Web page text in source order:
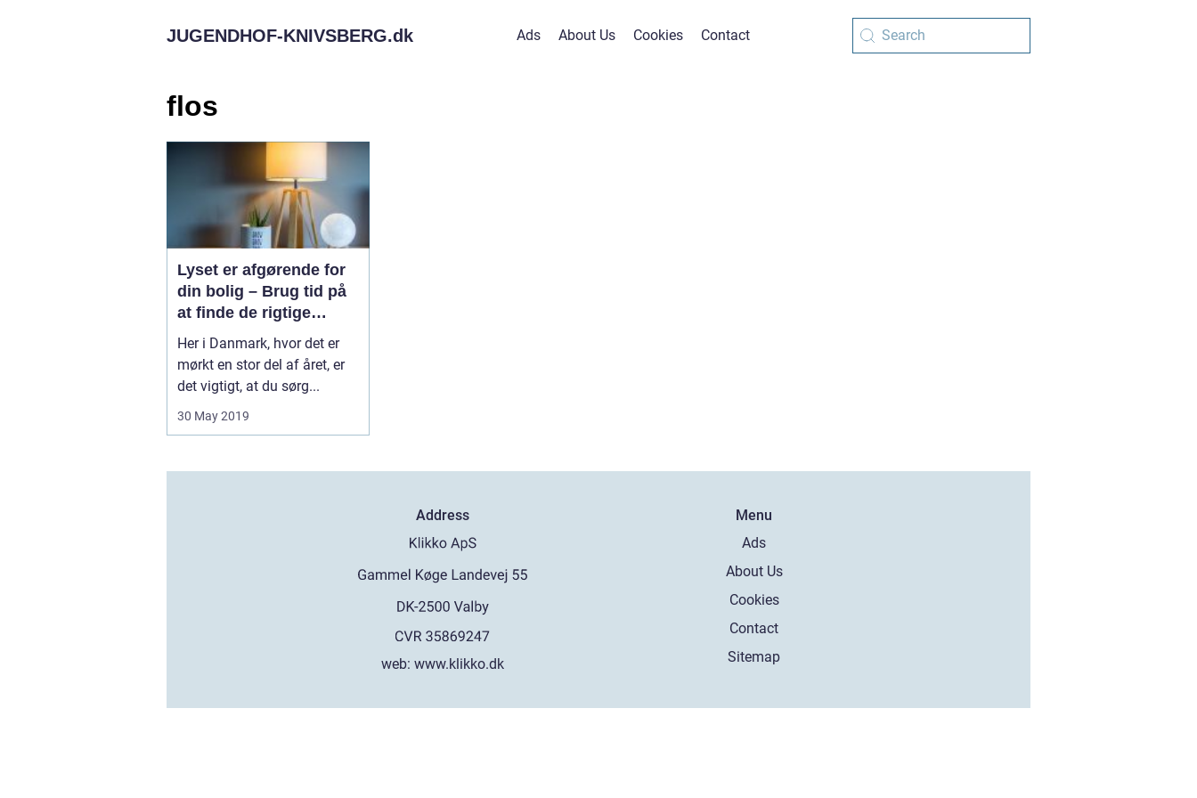
JUGENDHOF-KNIVSBERG.dk Ads About Us Cookies Contact
flos
Lyset er afgørende for
din bolig – Brug tid på
at finde de rigtige
lamper
Her i Danmark, hvor det er
mørkt en stor del af året, er
det vigtigt, at du sørg...
30 May 2019
Address
web:www.klikko.dk
Menu
Ads
About Us
Cookies
Contact
Sitemap